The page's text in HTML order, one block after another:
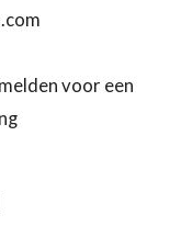
voor een